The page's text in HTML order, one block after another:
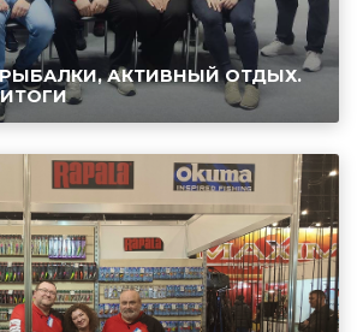
АКТИВНЫЙ ОТДЫХ.